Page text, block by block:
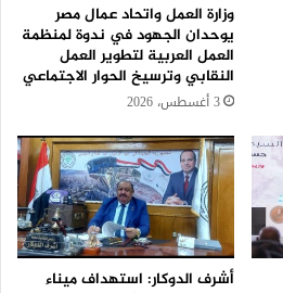
وزارة العمل واتحاد عمال مصر
يوحدان الجهود في ندوة لمنظمة
العمل العربية لتطوير العمل
النقابي وترسيخ الحوار الاجتماعي
3 أغسطس، 2026
أشرف الدوكار: استهداف ميناء